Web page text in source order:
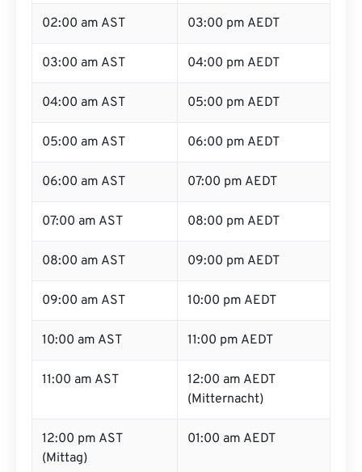
02:00 am AST 03:00 pm AEDT
03:00 am AST 04:00 pm AEDT
04:00 am AST 05:00 pm AEDT
05:00 am AST 06:00 pm AEDT
06:00 am AST 07:00 pm AEDT
07:00 am AST 08:00 pm AEDT
08:00 am AST 09:00 pm AEDT
09:00 am AST 10:00 pm AEDT
10:00 am AST 11:00 pm AEDT
11:00 am AST
12:00 am AEDT
(Mitternacht)
12:00 pm AST
(Mittag)
01:00 am AEDT